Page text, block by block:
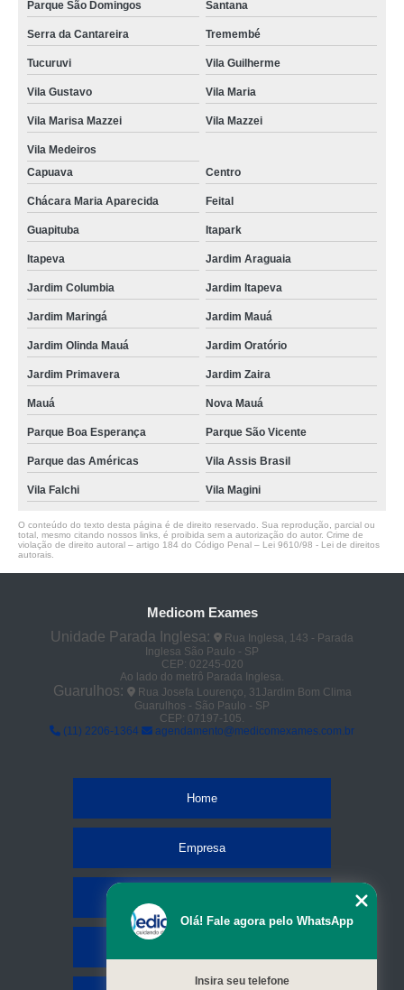
Parque São Domingos Santana
Serra da Cantareira Tremembé
Tucuruvi Vila Guilherme
Vila Gustavo Vila Maria
Vila Marisa Mazzei Vila Mazzei
Vila Medeiros
Capuava
Centro
Chácara Maria Aparecida Feital
Guapituba Itapark
Itapeva Jardim Araguaia
Jardim Columbia Jardim Itapeva
Jardim Maringá Jardim Mauá
Jardim Olinda Mauá Jardim Oratório
Jardim Primavera Jardim Zaira
Mauá Nova Mauá
Parque Boa Esperança Parque São Vicente
Parque das Américas Vila Assis Brasil
Vila Falchi Vila Magini
O conteúdo do texto desta página é de direito reservado. Sua reprodução, parcial ou
total, mesmo citando nossos links, é proibida sem a autorização do autor. Crime de
violação de direito autoral – artigo 184 do Código Penal – Lei 9610/98 - Lei de direitos
autorais
Medicom Exames
Unidade Parada Inglesa:
Rua Inglesa, 143 - Parada
Inglesa São Paulo - SP
CEP: 02245-020
Ao lado do metrô Parada Inglesa.
Guarulhos:
Rua Josefa Lourenço, 31Jardim Bom Clima
Guarulhos - São Paulo - SP
CEP: 07197-105.
(11) 2206-1364
agendamento@medicomexames.com.br
Home
Empresa
Olá! Fale agora pelo WhatsApp
Insira seu telefone